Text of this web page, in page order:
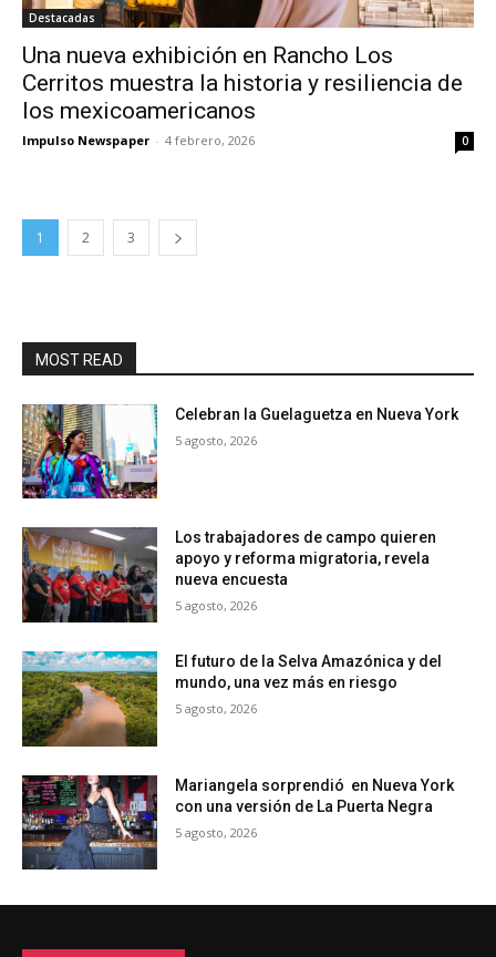
Destacadas
Una nueva exhibición en Rancho Los
Cerritos muestra la historia y resiliencia de
los mexicoamericanos
Impulso Newspaper - 4 febrero, 2026 0
1 2 3
MOST READ
Celebran la Guelaguetza en Nueva York
5 agosto, 2026
Los trabajadores de campo quieren
apoyo y reforma migratoria, revela
nueva encuesta
5 agosto, 2026
El futuro de la Selva Amazónica y del
mundo, una vez más en riesgo
5 agosto, 2026
Mariangela sorprendió en Nueva York
con una versión de La Puerta Negra
5 agosto, 2026